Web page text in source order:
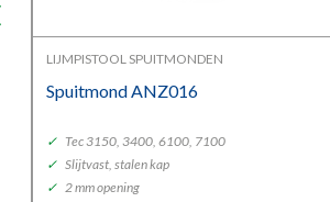
LIJMPISTOOL SPUITMONDEN
Spuitmond ANZ016
✓ Tec 3150, 3400, 6100, 7100
✓ Slijtvast, stalen kap
✓ 2 mm opening